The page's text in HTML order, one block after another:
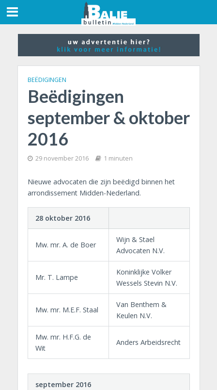
BEËDIGINGEN
Beëdigingen
september & oktober
2016
29 november 2016 1 minuten
Nieuwe advocaten die zijn beëdigd binnen het
arrondissement Midden-Nederland.
28 oktober 2016
Mw. mr. A. de Boer
Wijn & Stael
Advocaten N.V.
Mr. T. Lampe
Koninklijke Volker
Wessels Stevin N.V.
Mw. mr. M.E.F. Staal
Van Benthem &
Keulen N.V.
Mw. mr. H.F.G. de
Wit
Anders Arbeidsrecht
september 2016